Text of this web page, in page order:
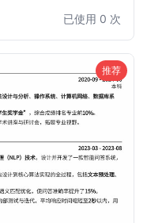
您在众多求职者中脱颖
已使用 0 次
推荐